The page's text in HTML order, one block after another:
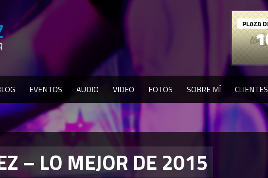
PLAZA
EVENTOS AUDIO VIDEO FOTOS SOBRE MÍ CLIENTES
– LO MEJOR DE 2015